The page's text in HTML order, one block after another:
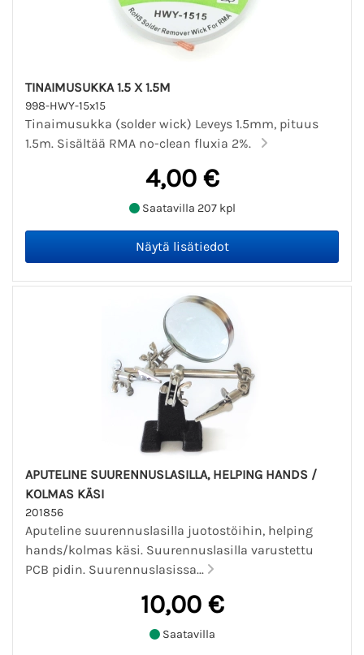
TINAIMUSUKKA 1.5 X 1.5M
998-HWY-15x15
Tinaimusukka (solder wick) Leveys 1.5mm, pituus
1.5m. Sisältää RMA no-clean fluxia 2%.
4,00 €
Saatavilla 207 kpl
APUTELINE SUURENNUSLASILLA, HELPING HANDS /
KOLMAS KÄSI
201856
Aputeline suurennuslasilla juotostöihin, helping
hands/kolmas käsi. Suurennuslasilla varustettu
PCB pidin. Suurennuslasissa...
10,00 €
Saatavilla